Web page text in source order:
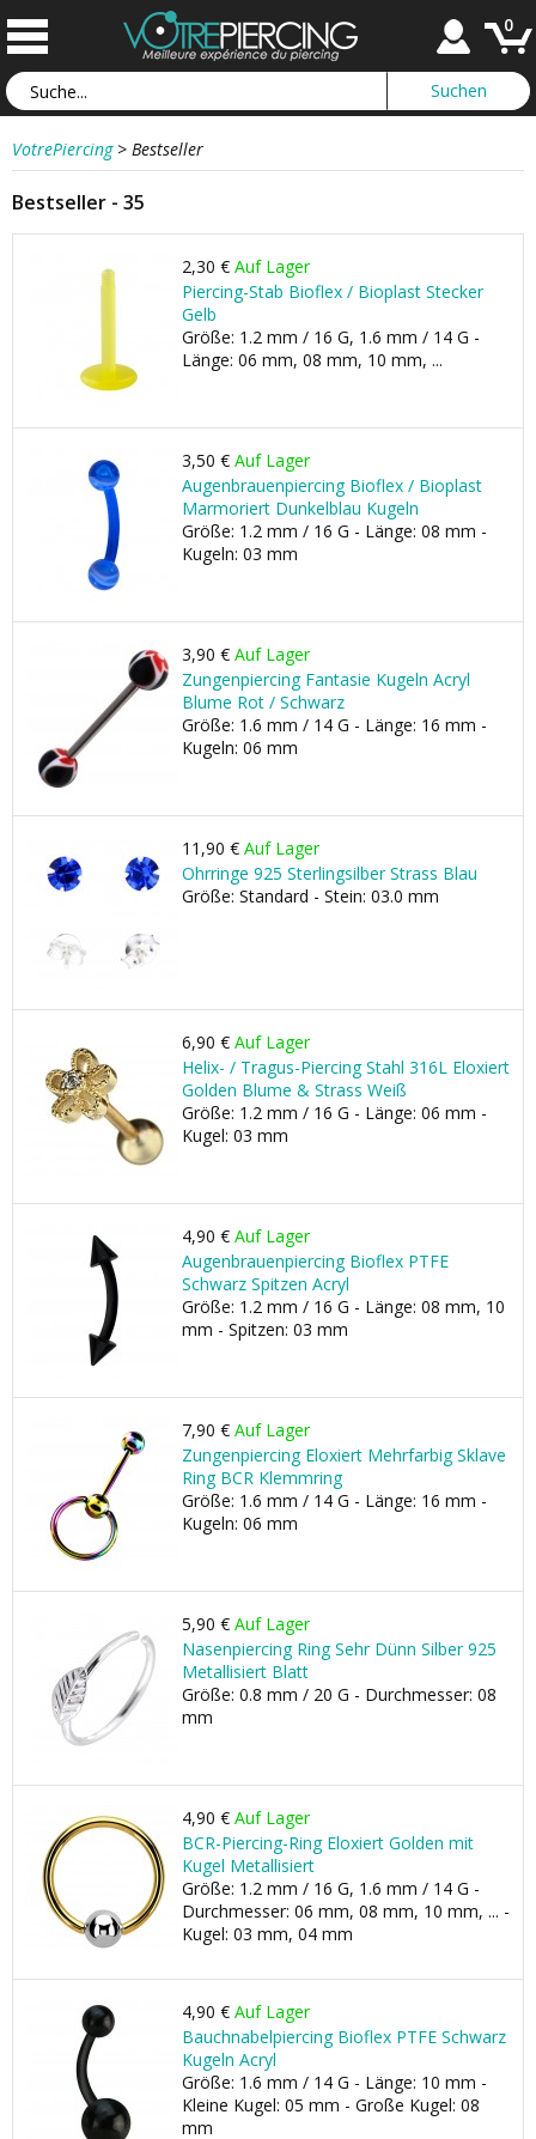
0
VotrePiercing > Bestseller
Bestseller - 35
2,30 € Auf Lager
Piercing-Stab Bioflex / Bioplast Stecker
Gelb
Größe: 1.2 mm / 16 G, 1.6 mm / 14 G -
Länge: 06 mm, 08 mm, 10 mm, ...
3,50 € Auf Lager
Augenbrauenpiercing Bioflex / Bioplast
Marmoriert Dunkelblau Kugeln
Größe: 1.2 mm / 16 G - Länge: 08 mm -
Kugeln: 03 mm
3,90 € Auf Lager
Zungenpiercing Fantasie Kugeln Acryl
Blume Rot / Schwarz
Größe: 1.6 mm / 14 G - Länge: 16 mm -
Kugeln: 06 mm
11,90 € Auf Lager
Ohrringe 925 Sterlingsilber Strass Blau
Größe: Standard - Stein: 03.0 mm
6,90 € Auf Lager
Helix- / Tragus-Piercing Stahl 316L Eloxiert
Golden Blume & Strass Weiß
Größe: 1.2 mm / 16 G - Länge: 06 mm -
Kugel: 03 mm
4,90 € Auf Lager
Augenbrauenpiercing Bioflex PTFE
Schwarz Spitzen Acryl
Größe: 1.2 mm / 16 G - Länge: 08 mm, 10
mm - Spitzen: 03 mm
7,90 € Auf Lager
Zungenpiercing Eloxiert Mehrfarbig Sklave
Ring BCR Klemmring
Größe: 1.6 mm / 14 G - Länge: 16 mm -
Kugeln: 06 mm
5,90 € Auf Lager
Nasenpiercing Ring Sehr Dünn Silber 925
Metallisiert Blatt
Größe: 0.8 mm / 20 G - Durchmesser: 08
mm
4,90 € Auf Lager
BCR-Piercing-Ring Eloxiert Golden mit
Kugel Metallisiert
Größe: 1.2 mm / 16 G, 1.6 mm / 14 G -
Durchmesser: 06 mm, 08 mm, 10 mm, ... -
Kugel: 03 mm, 04 mm
4,90 € Auf Lager
Bauchnabelpiercing Bioflex PTFE Schwarz
Kugeln Acryl
Größe: 1.6 mm / 14 G - Länge: 10 mm -
Kleine Kugel: 05 mm - Große Kugel: 08
mm